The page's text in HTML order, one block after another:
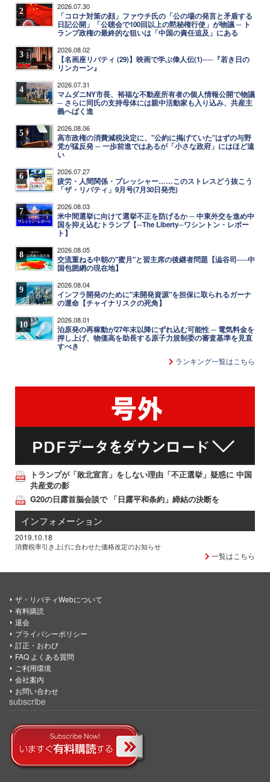
2 2026.07.30
「コロナ対策の顔」ファウチ氏の「公の場の発言と矛盾する
日記公開」「公聴会で100回以上の黙秘権行使」が物議 ─ ト
ランプ政権の最終的な狙いは「中国の責任追及」にある
3 2026.08.02
【名画座リバティ (29)】映画で学ぶ偉人伝(1)──『若き日の
リンカーン』
4 2026.07.31
マムダニNY市長、裕福な不動産所有者の個人情報公開で物議
─ さらに同氏の支持母体には親中活動家も入り込み、共産主
義へばく進
5 2026.08.06
高市政権の消費減税決定に、"公約に掲げていた"はずの与野
党が猛反発 ─ 一歩前進ではあるが「小さな政府」にはほど遠
い
6 2026.07.27
疲労・人間関係・プレッシャー……このストレスどう抜こう
「ザ・リバティ」9月号(7月30日発売)
7 2026.08.03
米中間選挙に向けて選挙不正を防げるか ─ 中東外交を進め中
国を抑え込むトランプ【─The Liberty─ワシントン・レポー
ト】
8 2026.08.05
交流重ねる中朝の"蜜月"と習主席の後継者問題【澁谷司──中
国包囲網の現在地】
9 2026.08.04
インフラ開発のために"未開発資源"を担保に取られるガーナ
の運命【チャイナリスクの死角】
10 2026.08.01
泊原発の再稼動が27年末以降にずれ込む可能性 ─ 電気料金を
押し上げ、物価高を助長する原子力規制委の審査基準を見直
すべき
ランキング一覧はこちら
トランプが「敗北宣言」をしない理由「不正選挙」疑惑に 中国
共産党の影
G20の日露首脳会談で 「日露平和条約」締結の決断を
インフォメーション
2019.10.18
消費税率引き上げに合わせた価格改定のお知らせ
一覧はこちら
ザ・リバティWebについて
有料購読
退会
プライバシーポリシー
訂正・おわび
FAQ よくある質問
ご利用環境
会社案内
お問い合わせ
subscribe